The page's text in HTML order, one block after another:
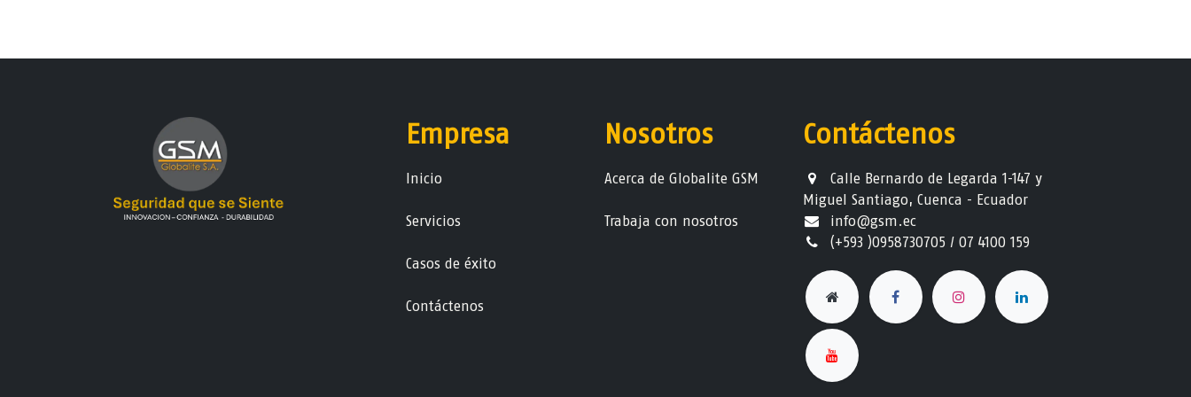
Contáctenos
Calle Bernardo de Legarda 1-147 y
Miguel Santiago, Cuenca - Ecuador
info@gsm.ec​
(+593 )0958730705 / 07 4100 159
Empresa
Ini​ci​o
Servicios
Casos de éxito
Contáctenos
Nosotros
Acerca de Globalite GSM
Trabaja con nosotros